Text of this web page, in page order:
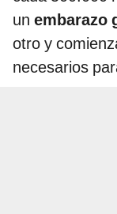
un embarazo
otro y
necesarios